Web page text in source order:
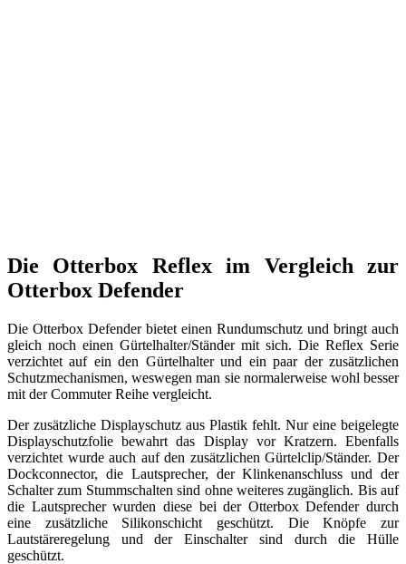
Die Otterbox Reflex im Vergleich zur
Otterbox Defender
Die Otterbox Defender bietet einen Rundumschutz und bringt auch
gleich noch einen Gürtelhalter/Ständer mit sich. Die Reflex Serie
verzichtet auf ein den Gürtelhalter und ein paar der zusätzlichen
Schutzmechanismen, weswegen man sie normalerweise wohl besser
mit der Commuter Reihe vergleicht.
Der zusätzliche Displayschutz aus Plastik fehlt. Nur eine beigelegte
Displayschutzfolie bewahrt das Display vor Kratzern. Ebenfalls
verzichtet wurde auch auf den zusätzlichen Gürtelclip/Ständer. Der
Dockconnector, die Lautsprecher, der Klinkenanschluss und der
Schalter zum Stummschalten sind ohne weiteres zugänglich. Bis auf
die Lautsprecher wurden diese bei der Otterbox Defender durch
eine zusätzliche Silikonschicht geschützt. Die Knöpfe zur
Lautstäreregelung und der Einschalter sind durch die Hülle
geschützt.